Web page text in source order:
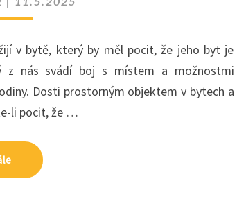
v bytě, který by měl pocit, že jeho byt je
z nás svádí boj s místem a možnostmi
Dosti prostorným objektem v bytech a
li pocit, že …
Číst Dále